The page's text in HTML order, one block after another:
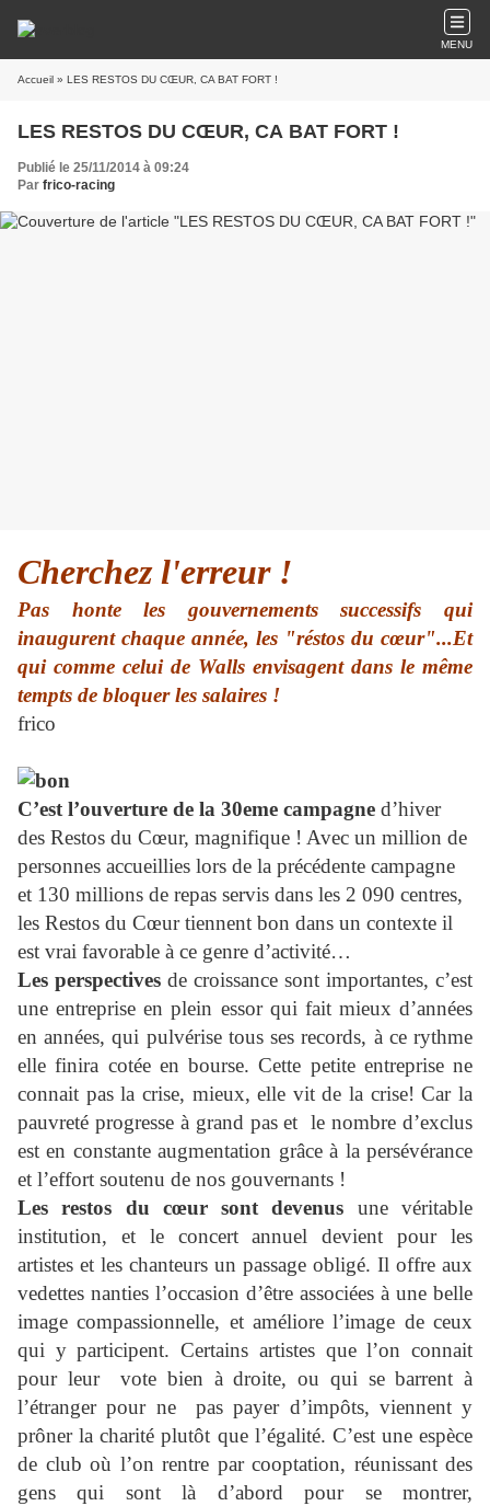
MENU
Accueil » LES RESTOS DU CŒUR, CA BAT FORT !
LES RESTOS DU CŒUR, CA BAT FORT !
Publié le 25/11/2014 à 09:24
Par frico-racing
Cherchez l'erreur !
Pas honte les gouvernements successifs qui
inaugurent chaque année, les "réstos du cœur"...Et
qui comme celui de Walls envisagent dans le même
tempts de bloquer les salaires !
frico
C’est l’ouverture de la 30eme campagne d’hiver
des Restos du Cœur, magnifique ! Avec un million de
personnes accueillies lors de la précédente campagne
et 130 millions de repas servis dans les 2 090 centres,
les Restos du Cœur tiennent bon dans un contexte il
est vrai favorable à ce genre d’activité…
Les perspectives de croissance sont importantes, c’est
une entreprise en plein essor qui fait mieux d’années
en années, qui pulvérise tous ses records, à ce rythme
elle finira cotée en bourse. Cette petite entreprise ne
connait pas la crise, mieux, elle vit de la crise! Car la
pauvreté progresse à grand pas et le nombre d’exclus
est en constante augmentation grâce à la persévérance
et l’effort soutenu de nos gouvernants !
Les restos du cœur sont devenus une véritable
institution, et le concert annuel devient pour les
artistes et les chanteurs un passage obligé. Il offre aux
vedettes nanties l’occasion d’être associées à une belle
image compassionnelle, et améliore l’image de ceux
qui y participent. Certains artistes que l’on connait
pour leur
vote bien à droite, ou qui se barrent à
l’étranger pour ne pas payer d’impôts, viennent y
prôner la charité plutôt que l’égalité. C’est une espèce
de club où l’on rentre par cooptation, réunissant des
gens qui sont là d’abord pour se montrer,